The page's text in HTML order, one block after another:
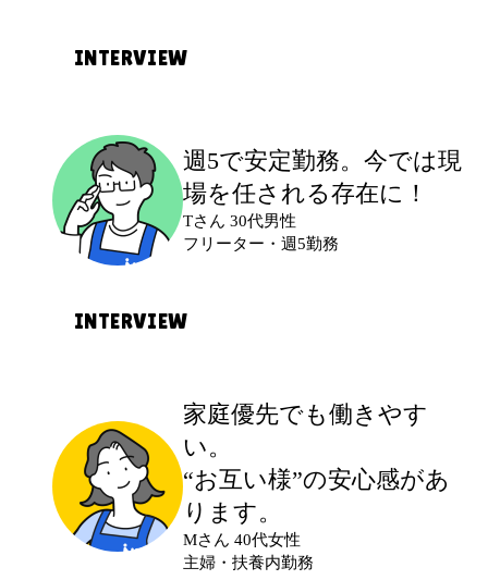
INTERVIEW
応募のきっかけ
本業が休みの土日に、空いた時間で働け
る仕事を探して応募しました。自分のペ
ースで働ける点に魅力を感じました。
最初に不安だったこと
実際に働いてみて
自宅近くの現場を紹介してもらえまし
た。チョコレートの検品など簡単な作業
週5で安定勤務。今では現
場を任される存在に！
Tさん 30代男性
フリーター・週5勤務
INTERVIEW
応募のきっかけ
前の職場を退職し、次の仕事が決まるま
での間、しっかり稼げる仕事を探して応
募しました。週5日で安定して入れる点が
決め手でした。
家庭優先でも働きやす
い。
“お互い様”の安心感があ
ります。
Mさん 40代女性
主婦・扶養内勤務